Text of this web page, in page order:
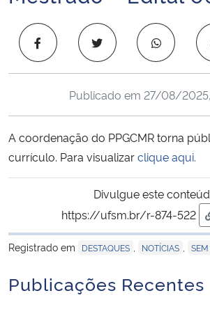
Ministério da Saúde
Ministério do Meio Ambiente
Ministério do Desenvolvimento Regional
Publicado em 27/08/
A coordenação do PPGCMR torna
currículo. Para visualizarclique aqui.
Divulgue este
https://ufsm.br/r-874-522
Registrado em
DESTAQUES NOTÍCIAS
Publicações Recentes